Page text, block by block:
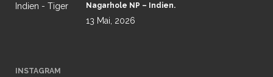
Nagarhole NP – Indien.
13 Mai, 2026
INSTAGRAM